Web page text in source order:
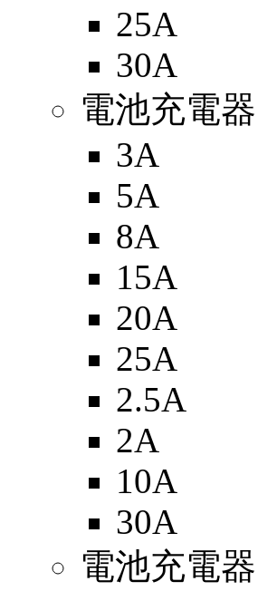
25A
30A
電池充電
3A
5A
8A
15A
20A
25A
2.5A
2A
10A
30A
電池充電